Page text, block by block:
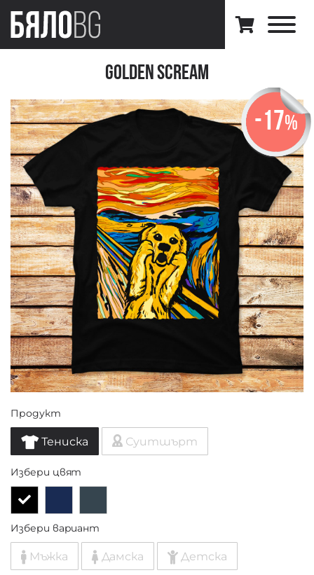
Golden Scream
-17%
Продукт
Тениска Суитшърт
Избери цвят
Избери вариант
Мъжка Дамска Детска